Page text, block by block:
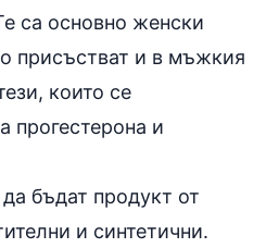
са основно женски
присъстват и в мъжкия
които се
прогестерона и
бъдат продукт от
и синтетични.